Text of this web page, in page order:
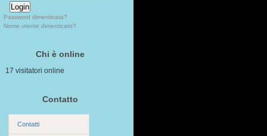
Password dimenticata?
Nome utente dimenticato?
Chi è online
17 visitatori online
Contatto
Contatti